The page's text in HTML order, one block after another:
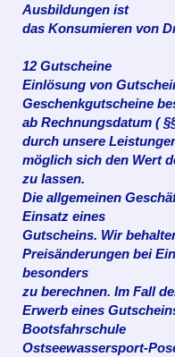
Ausbildungen ist
das Konsumieren von
12 Gutscheine
Einlösung von
Geschenkgutscheine
ab Rechnungsdatum (
durch unsere
möglich sich den Wert
zu lassen.
Die allgemeinen
Einsatz eines
Gutscheins. Wir
Preisänderungen bei
besonders
zu berechnen. Im Fall
Erwerb eines
Bootsfahrschule
Ostseewassersport-